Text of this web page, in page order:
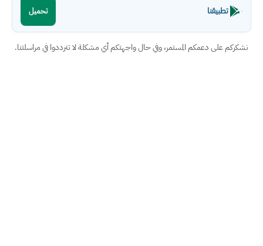
تطبيقنا تحميل
نشكركم على دعمكم المستمر، وفي حال واجهتكم أي مشكلة لا تترددوا في مراسلتنا.